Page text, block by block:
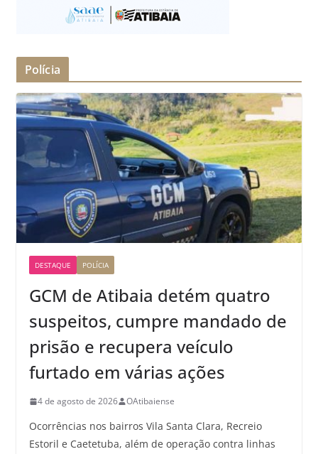
Polícia
DESTAQUE POLÍCIA
GCM de Atibaia detém quatro
suspeitos, cumpre mandado de
prisão e recupera veículo
furtado em várias ações
4 de agosto de 2026 OAtibaiense
Ocorrências nos bairros Vila Santa Clara, Recreio
Estoril e Caetetuba, além de operação contra linhas